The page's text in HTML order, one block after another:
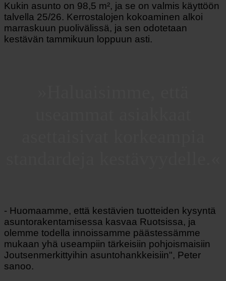
Kukin asunto on 98,5 m², ja se on valmis käyttöön
talvella 25/26. Kerrostalojen kokoaminen alkoi
marraskuun puolivälissä, ja sen odotetaan
kestävän tammikuun loppuun asti.
- Huomaamme, että kestävien tuotteiden kysyntä
asuntorakentamisessa kasvaa Ruotsissa, ja
olemme todella innoissamme päästessämme
mukaan yhä useampiin tärkeisiin pohjoismaisiin
Joutsenmerkittyihin asuntohankkeisiin", Peter
sanoo.